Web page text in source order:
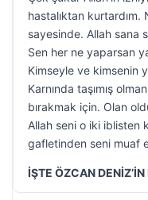
hastalıktan
sayesinde. Allah sana
Sen her ne yaparsan
Kimseyle ve kimsenin
Karnında taşımış
bırakmak için. Olan
Allah seni o iki iblisten
gafletinden seni muaf
İŞTE ÖZCAN